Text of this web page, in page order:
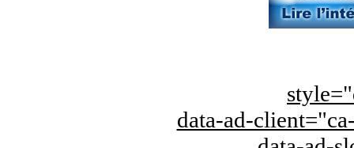
data-ad-